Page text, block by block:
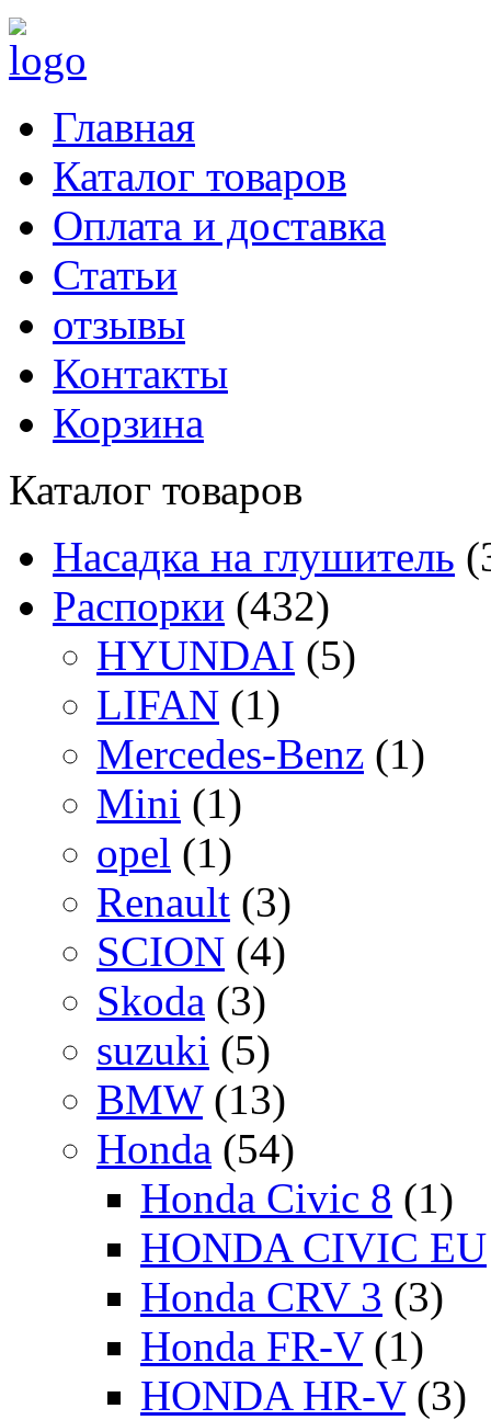
Главная
Каталог товаров
Оплата и доставка
Статьи
отзывы
Контакты
Корзина
Каталог товаров
Насадка на глушитель
Распорки (432)
HYUNDAI (5)
LIFAN (1)
Mercedes-Benz (1)
Mini (1)
opel (1)
Renault (3)
SCION (4)
Skoda (3)
suzuki (5)
BMW (13)
Honda (54)
Honda Civic 8 (1)
HONDA CIVIC EU
Honda CRV 3 (3)
Honda FR-V (1)
HONDA HR-V (3)